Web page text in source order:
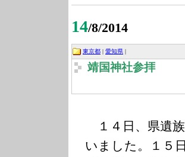
14/8/2014
東京都 | 愛知県 |
靖国神社参拝
１４日、県遺
いました。１５